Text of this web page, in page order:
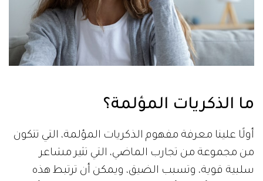
ما الذكريات المؤلمة؟
أولًا علينا معرفة مفهوم الذكريات المؤلمة، التي تتكون
من مجموعة من تجارب الماضي، التي تثير مشاعر
سلبية قوية، وتسبب الضيق، ويمكن أن ترتبط هذه